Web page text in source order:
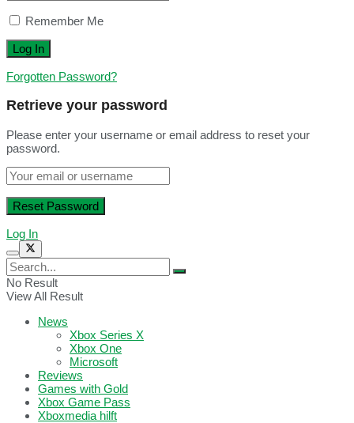
Remember Me
Forgotten Password?
Retrieve your password
Please enter your username or email address to reset your
password.
Log In
No Result
View All Result
News
Xbox Series X
Xbox One
Microsoft
Reviews
Games with Gold
Xbox Game Pass
Xboxmedia hilft